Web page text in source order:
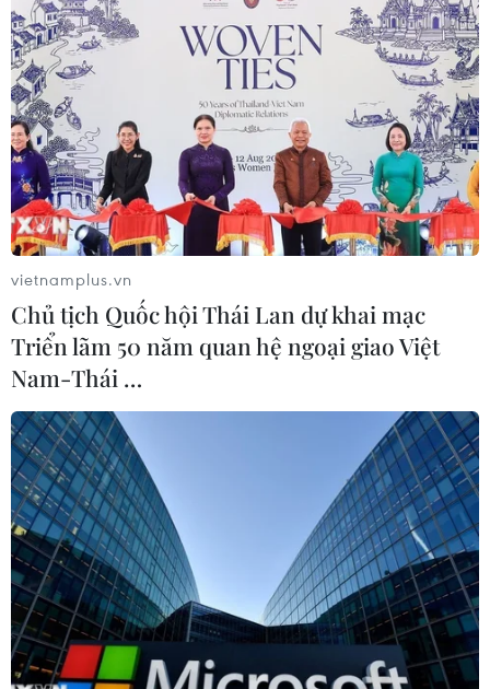
vietnamplus.vn
Chủ tịch Quốc hội Thái Lan dự khai mạc
Triển lãm 50 năm quan hệ ngoại giao Việt
Nam-Thái …